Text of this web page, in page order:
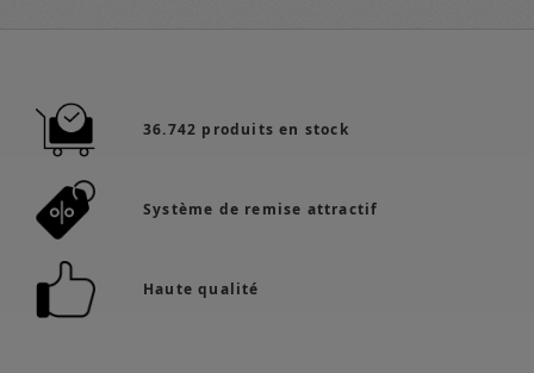
36.742 produits en stock
Système de remise attractif
Haute qualité